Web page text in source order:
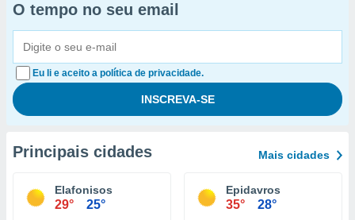
O tempo no seu email
Eu li e aceito a política de privacidade.
Principais cidades Mais cidades
Elafonisos
29° 25°
Epidavros
35° 28°